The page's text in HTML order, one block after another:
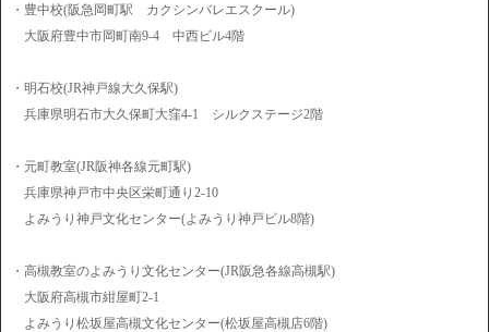
・豊中校(阪急岡町駅 カクシンバレエスクール)
大阪府豊中市岡町南9-4 中西ビル4階
・明石校(JR神戸線大久保駅)
兵庫県明石市大久保町大窪4-1 シルクステージ2階
・元町教室(JR阪神各線元町駅)
兵庫県神戸市中央区栄町通り2-10
よみうり神戸文化センター(よみうり神戸ビル8階)
・高槻教室のよみうり文化センター(JR阪急各線高槻駅)
大阪府高槻市紺屋町2-1
よみうり松坂屋高槻文化センター(松坂屋高槻店6階)